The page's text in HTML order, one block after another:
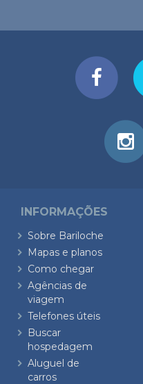
INFORMAÇÕES
Sobre Bariloche
Mapas e planos
Como chegar
Agências de
viagem
Telefones úteis
Buscar
hospedagem
Aluguel de
carros